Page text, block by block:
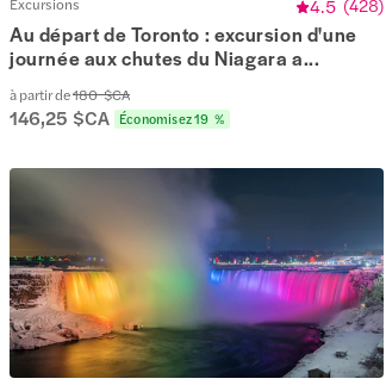
4.5 (428)
Au départ de Toronto : excursion d'une
journée aux chutes du Niagara a...
à partir de180 $CA
146,25 $CA Économisez 19 %